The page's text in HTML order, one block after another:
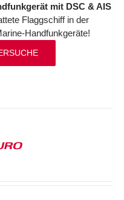
mit DSC & AIS
Flaggschiff in der
Handfunkgeräte!